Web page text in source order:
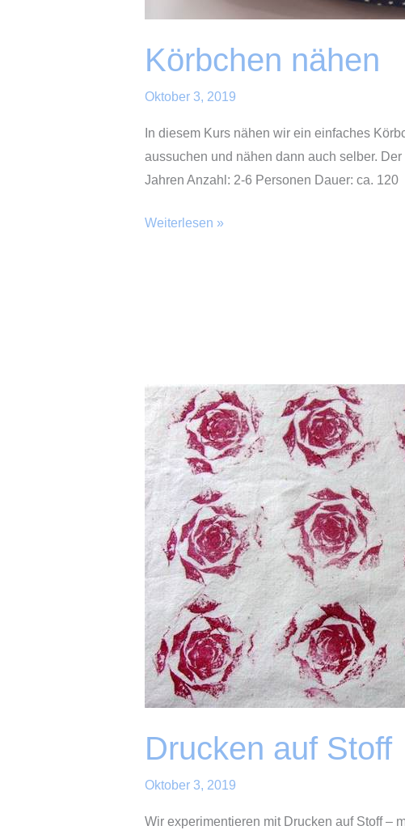
Körbchen nähen
Oktober 3, 2019
In diesem Kurs nähen wir ein einfaches
aussuchen und nähen dann auch selber.
Jahren Anzahl: 2-6 Personen Dauer: ca.
Körbchen
Weiterlesen »
Drucken auf Stoff
Oktober 3, 2019
Wir experimentieren mit Drucken auf Stoff –